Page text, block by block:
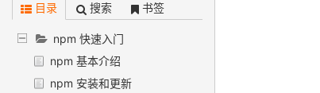
目录 搜索 书签
npm 快速入门
npm 基本介绍
npm 安装和更新